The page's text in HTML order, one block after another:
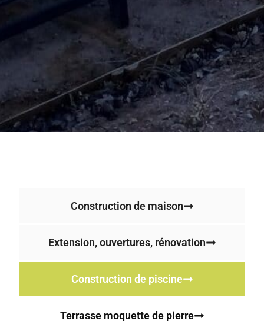
Construction de maison
Extension, ouvertures, rénovation
Construction de piscine
Terrasse moquette de pierre